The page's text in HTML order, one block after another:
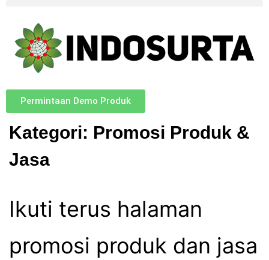
Permintaan Demo Produk
Kategori: Promosi Produk &
Jasa
Ikuti terus halaman
promosi produk dan jasa